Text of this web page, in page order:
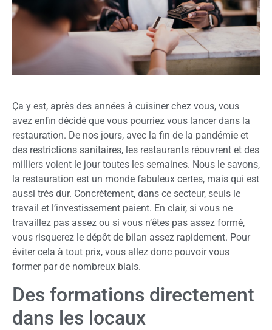
Ça y est, après des années à cuisiner chez vous, vous
avez enfin décidé que vous pourriez vous lancer dans la
restauration. De nos jours, avec la fin de la pandémie et
des restrictions sanitaires, les restaurants réouvrent et des
milliers voient le jour toutes les semaines. Nous le savons,
la restauration est un monde fabuleux certes, mais qui est
aussi très dur. Concrètement, dans ce secteur, seuls le
travail et l’investissement paient. En clair, si vous ne
travaillez pas assez ou si vous n’êtes pas assez formé,
vous risquerez le dépôt de bilan assez rapidement. Pour
éviter cela à tout prix, vous allez donc pouvoir vous
former par de nombreux biais.
Des formations directement
dans les locaux